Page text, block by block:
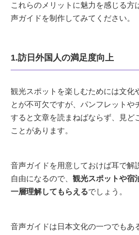
これらのメリットに魅力を感じる方
声ガイドを制作してみてください。
1.訪日外国人の満足度向上
観光スポットを楽しむためには文化
とが不可欠ですが、パンフレットや
すると文章を読まねばならず、見ど
ことがあります。
音声ガイドを用意しておけば耳で解
自由になるので、観光スポットや宿
一層理解してもらえるでしょう。
音声ガイドは日本文化の一つでもあ